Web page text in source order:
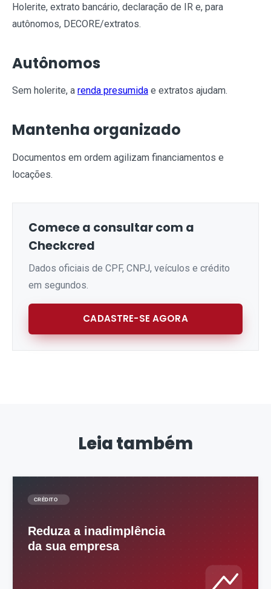
Holerite, extrato bancário, declaração de IR e, para
autônomos, DECORE/extratos.
Autônomos
Sem holerite, a renda presumida e extratos ajudam.
Mantenha organizado
Documentos em ordem agilizam financiamentos e
locações.
Comece a consultar com a
Checkcred
Dados oficiais de CPF, CNPJ, veículos e crédito
em segundos.
CADASTRE-SE AGORA
Leia também